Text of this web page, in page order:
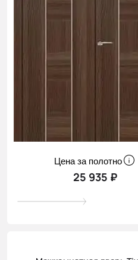
Цена за полотно
25 935 ₽